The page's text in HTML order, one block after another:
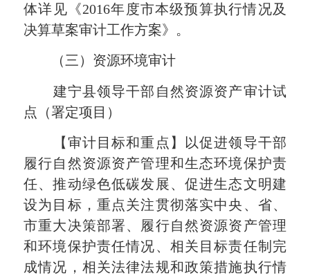
体详见《2016年度市本级预算执行情况及
决算草案审计工作方案》。
（三）资源环境审计
建宁县领导干部自然资源资产审计试
点（署定项目）
【审计目标和重点】以促进领导干部
履行自然资源资产管理和生态环境保护责
任、推动绿色低碳发展、促进生态文明建
设为目标，重点关注贯彻落实中央、省、
市重大决策部署、履行自然资源资产管理
和环境保护责任情况、相关目标责任制完
成情况，相关法律法规和政策措施执行情